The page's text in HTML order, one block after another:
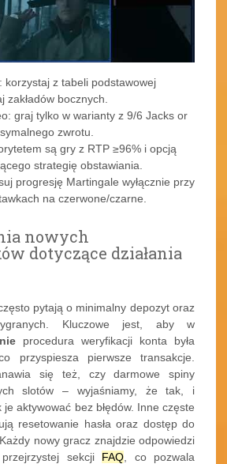
korzystaj z tabeli podstawowej
zakładów bocznych.
graj tylko w warianty z 9/6 Jacks or
zwrotu.
są gry z RTP ≥96% i opcją
strategię obstawiania.
progresję Martingale wyłącznie przy
na czerwone/czarne.
nowych
dotyczące działania
pytają o minimalny depozyt oraz
Kluczowe jest, aby w
procedura weryfikacji konta była
przyspiesza pierwsze transakcje.
się też, czy darmowe spiny
slotów – wyjaśniamy, że tak, i
aktywować bez błędów. Inne częste
resetowanie hasła oraz dostęp do
nowy gracz znajdzie odpowiedzi
sekcji FAQ , co pozwala